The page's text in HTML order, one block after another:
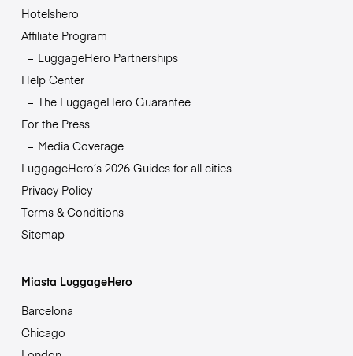
Hotelshero
Affiliate Program
LuggageHero Partnerships
Help Center
The LuggageHero Guarantee
For the Press
Media Coverage
LuggageHero’s 2026 Guides for all cities
Privacy Policy
Terms & Conditions
Sitemap
Miasta LuggageHero
Barcelona
Chicago